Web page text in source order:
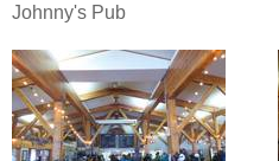
Johnny's Pub